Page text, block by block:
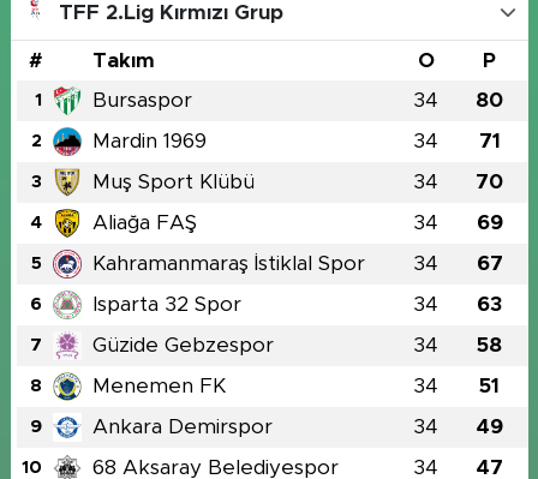
TFF 2.Lig Kırmızı Grup
# Takım O P
1 Bursaspor 34 80
2 Mardin 1969 34 71
3 Muş Sport Klübü 34 70
4 Aliağa FAŞ 34 69
5 Kahramanmaraş İstiklal Spor 34 67
6 Isparta 32 Spor 34 63
7 Güzide Gebzespor 34 58
8 Menemen FK 34 51
9 Ankara Demirspor 34 49
10 68 Aksaray Belediyespor 34 47